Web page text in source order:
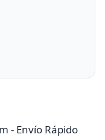
- Envío Rápido